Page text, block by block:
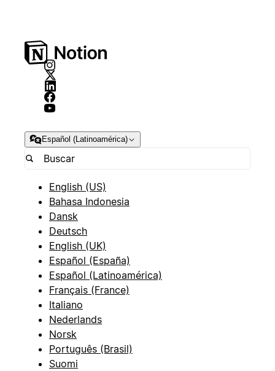
Español (Latinoamérica)
English (US)
Bahasa Indonesia
Dansk
Deutsch
English (UK)
Español (España)
Español (Latinoamérica)
Français (France)
Italiano
Nederlands
Norsk
Português (Brasil)
Suomi